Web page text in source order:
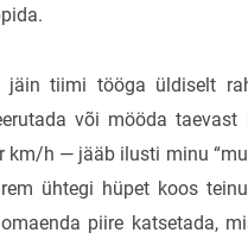
jäin tiimi tööga üldiselt
või mööda
km/h — jääb ilusti minu
ühtegi hüpet koos
piire katsetada,